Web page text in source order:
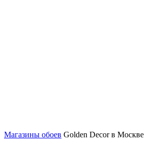
Магазины обоев Golden Decor в Москве